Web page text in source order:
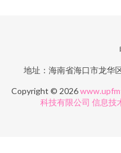
地址：海南省海口市龙华
Copyright © 2026
科技有限公司 信息技